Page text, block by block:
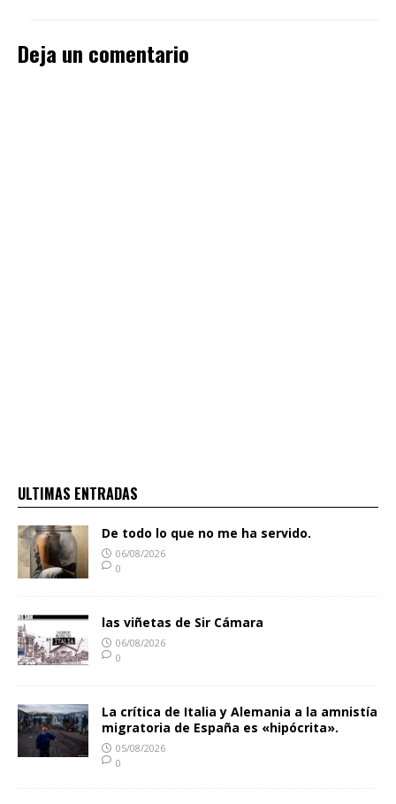
Deja un comentario
ULTIMAS ENTRADAS
De todo lo que no me ha servido.
06/08/2026
0
las viñetas de Sir Cámara
06/08/2026
0
La crítica de Italia y Alemania a la amnistía
migratoria de España es «hipócrita».
05/08/2026
0